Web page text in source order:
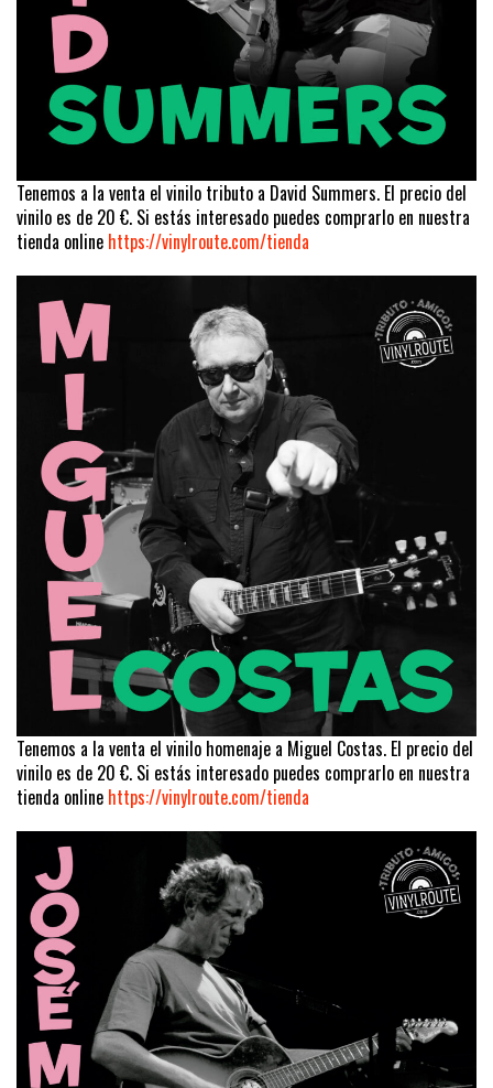
Tenemos a la venta el vinilo tributo a David Summers. El precio del
vinilo es de 20 €. Si estás interesado puedes comprarlo en nuestra
tienda online https://vinylroute.com/tienda
Tenemos a la venta el vinilo homenaje a Miguel Costas. El precio del
vinilo es de 20 €. Si estás interesado puedes comprarlo en nuestra
tienda online https://vinylroute.com/tienda